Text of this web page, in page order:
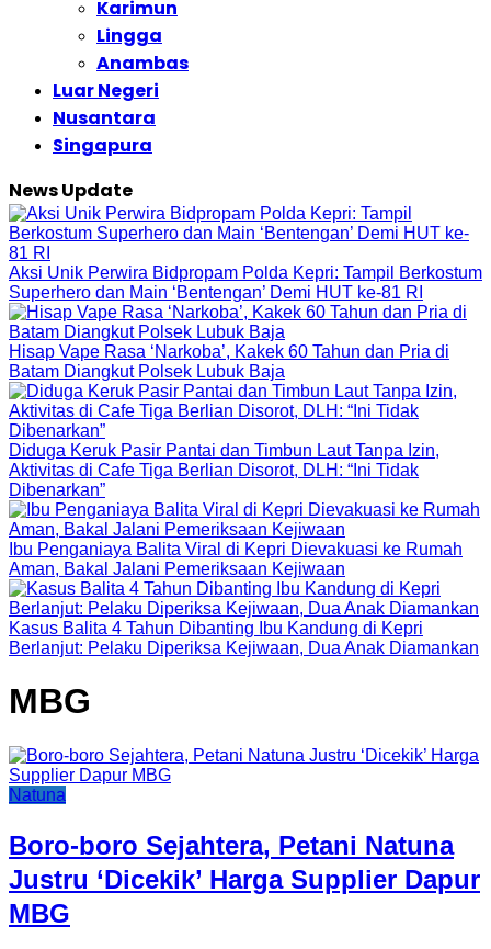
Karimun
Lingga
Anambas
Luar Negeri
Nusantara
Singapura
News Update
Aksi Unik Perwira Bidpropam Polda Kepri: Tampil Berkostum
Superhero dan Main ‘Bentengan’ Demi HUT ke-81 RI
Hisap Vape Rasa ‘Narkoba’, Kakek 60 Tahun dan Pria di
Batam Diangkut Polsek Lubuk Baja
Diduga Keruk Pasir Pantai dan Timbun Laut Tanpa Izin,
Aktivitas di Cafe Tiga Berlian Disorot, DLH: “Ini Tidak
Dibenarkan”
Ibu Penganiaya Balita Viral di Kepri Dievakuasi ke Rumah
Aman, Bakal Jalani Pemeriksaan Kejiwaan
Kasus Balita 4 Tahun Dibanting Ibu Kandung di Kepri
Berlanjut: Pelaku Diperiksa Kejiwaan, Dua Anak Diamankan
MBG
Natuna
Boro-boro Sejahtera, Petani Natuna
Justru ‘Dicekik’ Harga Supplier Dapur
MBG